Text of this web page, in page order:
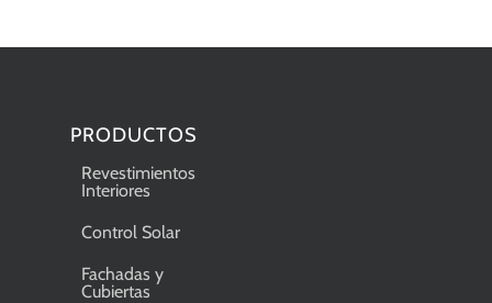
PRODUCTOS
Revestimientos
Interiores
Control Solar
Fachadas y
Cubiertas